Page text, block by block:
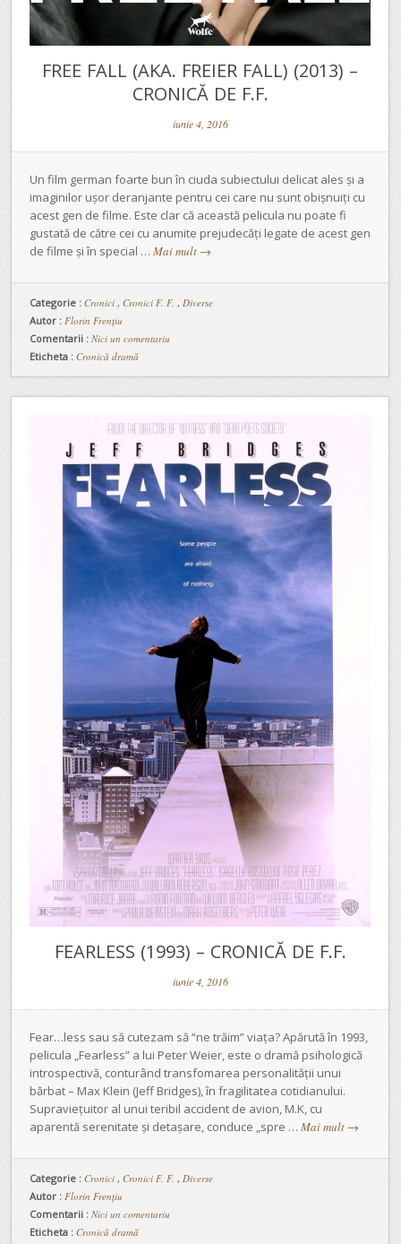
FREE FALL (AKA. FREIER FALL) (2013) –
CRONICĂ DE F.F.
iunie 4, 2016
Un film german foarte bun în ciuda subiectului delicat ales şi a
imaginilor uşor deranjante pentru cei care nu sunt obişnuiţi cu
acest gen de filme. Este clar că această pelicula nu poate fi
gustată de către cei cu anumite prejudecăţi legate de acest gen
de filme şi în special … Mai mult →
Categorie : Cronici , Cronici F. F. , Diverse
Autor : Florin Frențiu
Comentarii : Nici un comentariu
Eticheta : Cronică dramă
FEARLESS (1993) – CRONICĂ DE F.F.
iunie 4, 2016
Fear…less sau să cutezam să “ne trăim” viaţa? Apărută în 1993,
pelicula „Fearless” a lui Peter Weier, este o dramă psihologică
introspectivă, conturând transfomarea personalităţii unui
bărbat – Max Klein (Jeff Bridges), în fragilitatea cotidianului.
Supravieţuitor al unui teribil accident de avion, M.K, cu
aparentă serenitate şi detaşare, conduce „spre … Mai mult →
Categorie : Cronici , Cronici F. F. , Diverse
Autor : Florin Frențiu
Comentarii : Nici un comentariu
Eticheta : Cronică dramă